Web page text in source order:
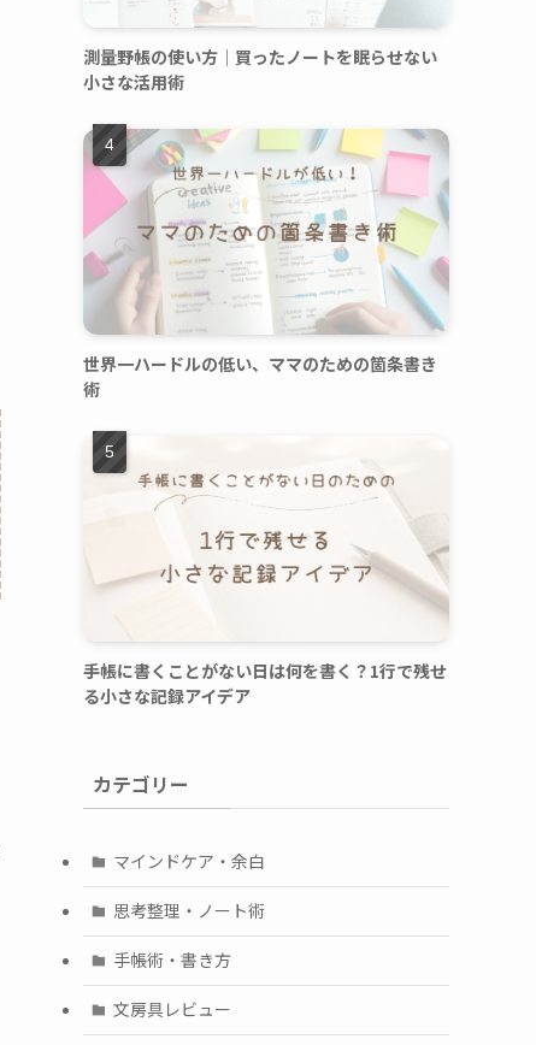
測量野帳の使い方｜買ったノートを眠らせない
小さな活用術
世界一ハードルの低い、ママのための箇条書き
術
手帳に書くことがない日は何を書く？1行で残せ
る小さな記録アイデア
カテゴリー
マインドケア・余白
思考整理・ノート術
手帳術・書き方
文房具レビュー